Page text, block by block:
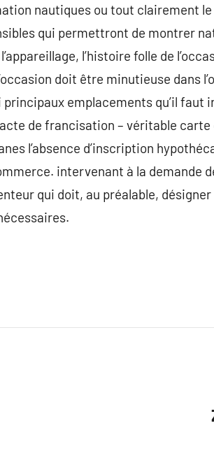
nautiques ou tout clairement
qui permettront de montrer
l’histoire folle de
doit être minutieuse dans
emplacements qu’il faut
de francisation – véritable
l’absence d’inscription
intervenant à la demande
qui doit, au préalable,